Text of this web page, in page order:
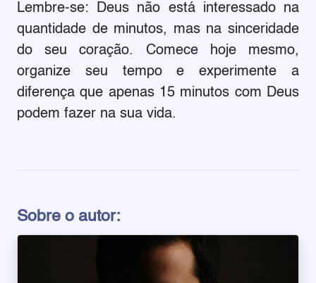
Lembre-se: Deus não está interessado na
quantidade de minutos, mas na sinceridade
do seu coração. Comece hoje mesmo,
organize seu tempo e experimente a
diferença que apenas 15 minutos com Deus
podem fazer na sua vida.
Sobre o autor: